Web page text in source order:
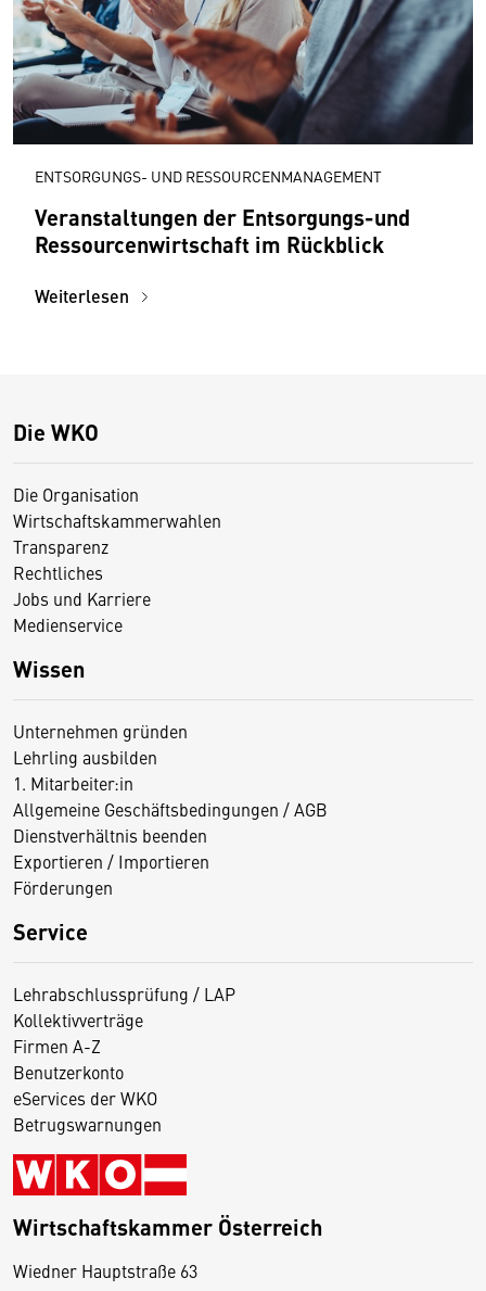
ENTSORGUNGS- UND RESSOURCENMANAGEMENT
Veranstaltungen der Entsorgungs-und
Ressourcenwirtschaft im Rückblick
Weiterlesen
Die WKO
Die Organisation
Wirtschaftskammerwahlen
Transparenz
Rechtliches
Jobs und Karriere
Medienservice
Wissen
Unternehmen gründen
Lehrling ausbilden
1. Mitarbeiter:in
Allgemeine Geschäftsbedingungen / AGB
Dienstverhältnis beenden
Exportieren / Importieren
Förderungen
Service
Lehrabschlussprüfung / LAP
Kollektivverträge
Firmen A-Z
Benutzerkonto
eServices der WKO
Betrugswarnungen
Wirtschaftskammer Österreich
Wiedner Hauptstraße 63
D